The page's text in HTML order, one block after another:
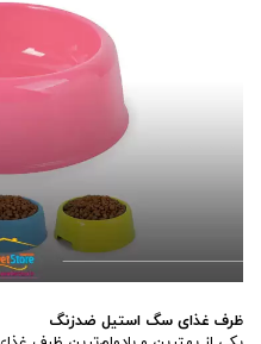
ظرف غذای سگ استیل ضدزنگ